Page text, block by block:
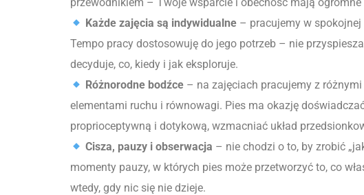
Każde zajęcia są indywidualne – pracujemy w spokojnej
Tempo pracy dostosowuję do jego potrzeb – nie
decyduje, co, kiedy i jak eksploruje.
Różnorodne bodźce – na zajęciach pracujemy z
elementami ruchu i równowagi. Pies ma okazję
proprioceptywną i dotykową, wzmacniać układ
Cisza, pauzy i obserwacja – nie chodzi o to, by zrobić
momenty pauzy, w których pies może przetworzyć to, co
wtedy, gdy nic się nie dzieje.